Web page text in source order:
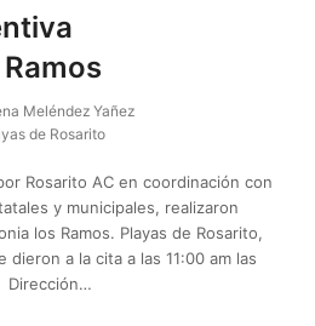
Meléndez Yañez
de Rosarito
Rosarito AC en coordinación con
y municipales, realizaron
los Ramos. Playas de Rosarito,
dieron a la cita a las 11:00 am las
Dirección…